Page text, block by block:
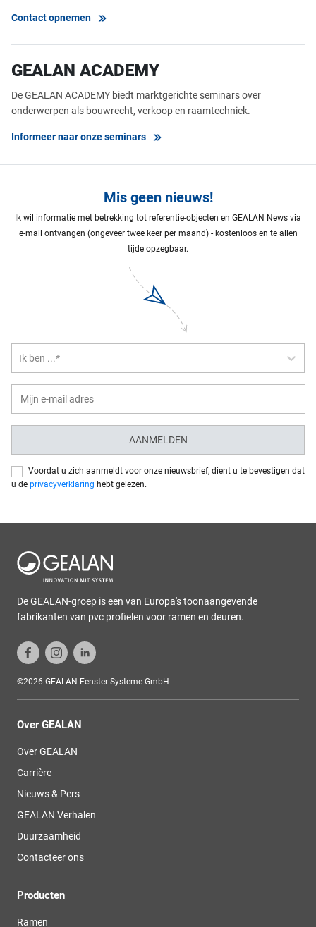
Contact opnemen
GEALAN ACADEMY
De GEALAN ACADEMY biedt marktgerichte seminars over
onderwerpen als bouwrecht, verkoop en raamtechniek.
Informeer naar onze seminars
Mis geen nieuws!
Ik wil informatie met betrekking tot referentie-objecten en GEALAN News via
e-mail ontvangen (ongeveer twee keer per maand) - kostenloos en te allen
tijde opzegbaar.
Ik ben ...*
AANMELDEN
Voordat u zich aanmeldt voor onze nieuwsbrief, dient u te bevestigen dat
u de privacyverklaring hebt gelezen.
De GEALAN-groep is een van Europa's toonaangevende
fabrikanten van pvc profielen voor ramen en deuren.
©2026 GEALAN Fenster-Systeme GmbH
Over GEALAN
Over GEALAN
Carrière
Nieuws & Pers
GEALAN Verhalen
Duurzaamheid
Contacteer ons
Producten
Ramen